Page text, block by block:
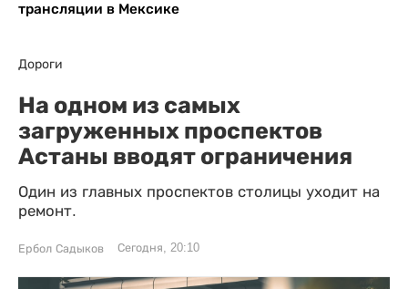
трансляции в Мексике
Дороги
На одном из самых
загруженных проспектов
Астаны вводят ограничения
Один из главных проспектов столицы уходит на
ремонт.
Ербол Садыков Сегодня, 20:10